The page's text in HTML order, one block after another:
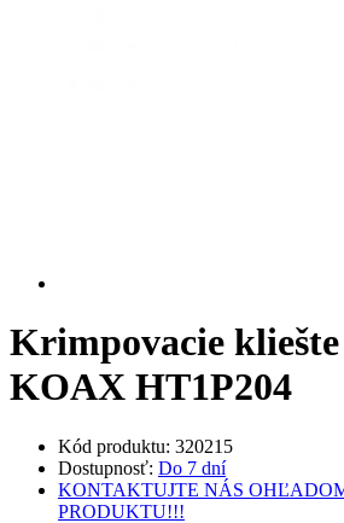
Krimpovacie
KOAX HT1P204
Kód produktu: 320215
Dostupnosť: Do 7 dní
KONTAKTUJTE NÁS
PRODUKTU!!!